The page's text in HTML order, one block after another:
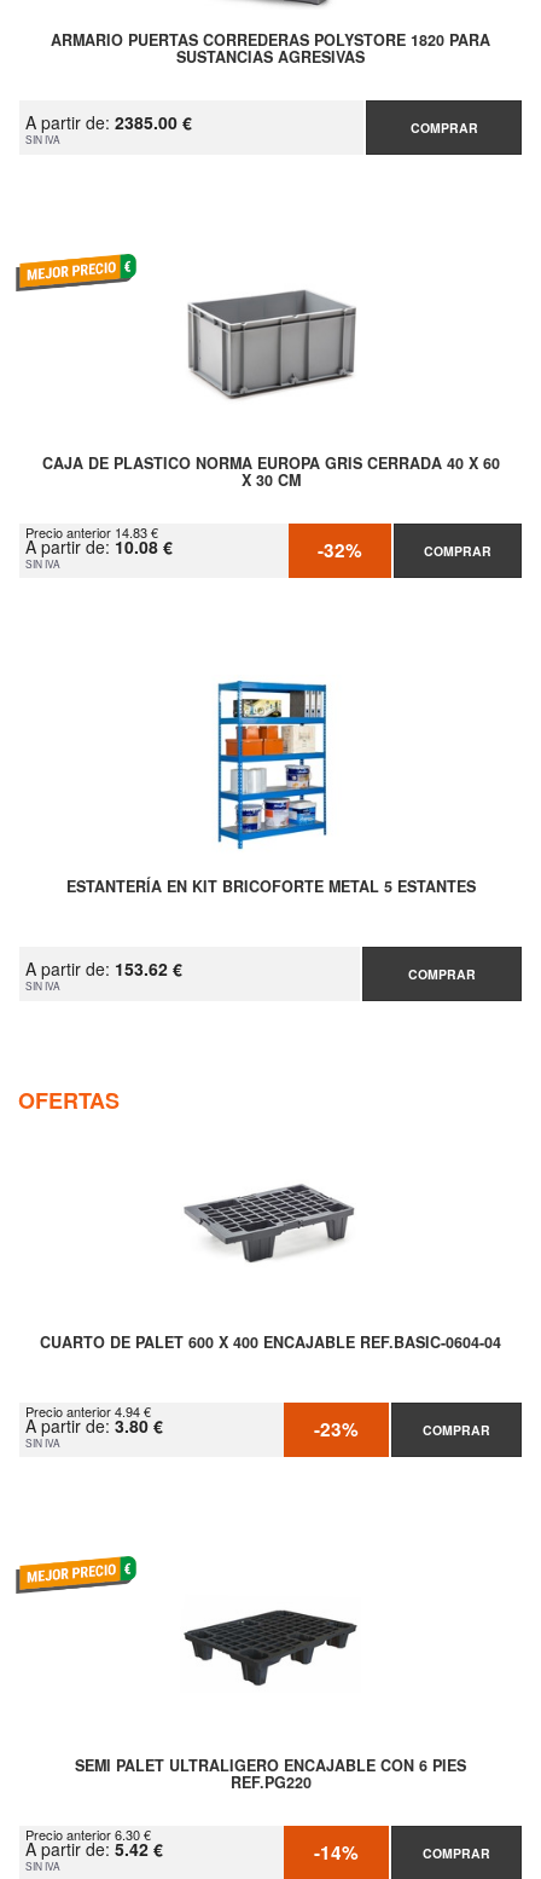
ARMARIO PUERTAS CORREDERAS POLYSTORE 1820 PARA
SUSTANCIAS AGRESIVAS
A partir de: 2385.00 €
SIN IVA
COMPRAR
CAJA DE PLASTICO NORMA EUROPA GRIS CERRADA 40 X 60
X 30 CM
Precio anterior 14.83 €
A partir de: 10.08 €
SIN IVA -32% COMPRAR
ESTANTERÍA EN KIT BRICOFORTE METAL 5 ESTANTES
A partir de: 153.62 €
SIN IVA
COMPRAR
OFERTAS
CUARTO DE PALET 600 X 400 ENCAJABLE REF.BASIC-0604-04
Precio anterior 4.94 €
A partir de: 3.80 €
SIN IVA -23% COMPRAR
SEMI PALET ULTRALIGERO ENCAJABLE CON 6 PIES
REF.PG220
Precio anterior 6.30 €
A partir de: 5.42 €
SIN IVA -14% COMPRAR